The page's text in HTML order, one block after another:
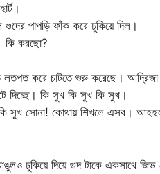
পাপড়ি ফাঁক করে ঢুকিয়ে দিল।
কি করছো?
লতপত করে চাটতে শুরু করেছে।
দিচ্ছে। কি সুখ কি সুখ কি সুখ।
সোনা! কোথায় শিখলে এসব।
ঢুকিয়ে দিয়ে গুদ টাকে একসাথে